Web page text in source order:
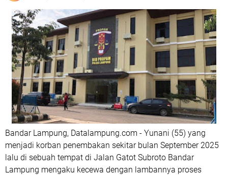
Bandar Lampung, Datalampung.com - Yunani (55) yang
menjadi korban penembakan sekitar bulan September 2025
lalu di sebuah tempat di Jalan Gatot Subroto Bandar
Lampung mengaku kecewa dengan lambannya proses